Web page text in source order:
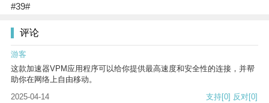
#39#
评论
游客
这款加速器VPM应用程序可以给你提供最高速度和安全性的连接，并帮
助你在网络上自由移动。
2025-04-14
支持[0] 反对[0]